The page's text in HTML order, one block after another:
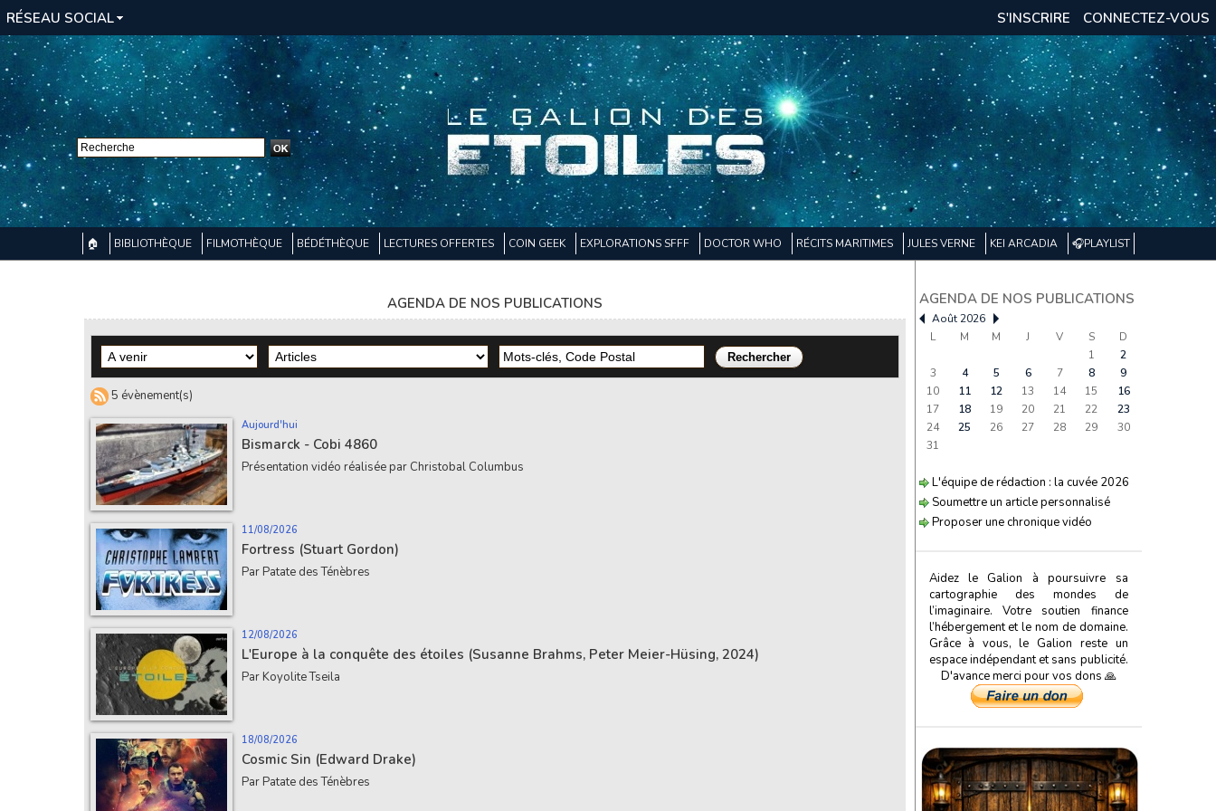
RÉSEAU SOCIAL CONNECTEZ-VOUS
S'INSCRIRE
🏠 BIBLIOTHÈQUE FILMOTHÈQUE BÉDÉTHÈQUE LECTURES OFFERTES COIN GEEK EXPLORATIONS SFFF DOCTOR WHO RÉCITS MARITIMES JULES VERNE KEI ARCADIA 🎧PLAYLIST
AGENDA DE NOS PUBLICATIONS
5 évènement(s)
Aujourd'hui
Bismarck - Cobi 4860
Présentation vidéo réalisée par Christobal Columbus
11/08/2026
Fortress (Stuart Gordon)
Par Patate des Ténèbres
12/08/2026
L'Europe à la conquête des étoiles (Susanne Brahms, Peter Meier-Hüsing, 2024)
Par Koyolite Tseila
18/08/2026
Cosmic Sin (Edward Drake)
Par Patate des Ténèbres
AGENDA DE NOS PUBLICATIONS
Août 2026
L
M M J V S
D
1
2
3
4 5 6 7 8
9
10
11 12 13 14 15
16
17
18 19 20 21 22
23
24
25 26 27 28 29
30
31
L'équipe de rédaction : la cuvée 2026
Soumettre un article personnalisé
Proposer une chronique vidéo
Aidez le Galion à poursuivre sa
cartographie des mondes de
l’imaginaire. Votre soutien finance
l’hébergement et le nom de domaine.
Grâce à vous, le Galion reste un
espace indépendant et sans publicité.
D'avance merci pour vos dons 🙏